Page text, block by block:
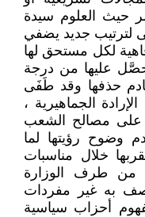
حيث العلوم سيدة
لترتيب جديد يضفي
لكل مستحق لها
عليها من درجة
حذفها وقد طَفَى
الجماهيرية ،
على مصالح الشعب
وضوح رؤيتها لما
خلال مناسبات
من طرف الوزارة
به غير مفردات
أحزاب سياسية